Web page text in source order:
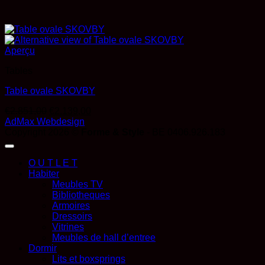
Aperçu
Table ovale SKOVBY
prix
AdMax Webdesign
O U T L E T
Habiter
Meubles TV
Bibliotheques
Armoires
Dressoirs
Vitrines
Meubles de hall d’entree
Dormir
Lits et boxsprings